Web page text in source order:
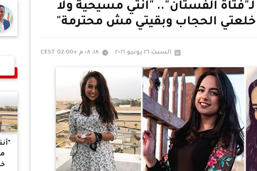
الفستان".. "أنتي مسيحية ولا
الحجاب وبقيتي مش محترمة"
السبت ٢٦ يونيو ٢٠٢١ ١٨: ٠٨ م +02:00 CEST